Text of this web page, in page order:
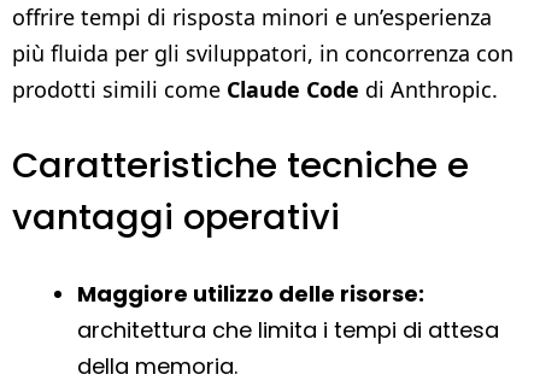
offrire tempi di risposta minori e un’esperienza
più fluida per gli sviluppatori, in concorrenza con
prodotti simili come Claude Code di Anthropic.
Caratteristiche tecniche e
vantaggi operativi
Maggiore utilizzo delle risorse:
architettura che limita i tempi di attesa
della memoria.